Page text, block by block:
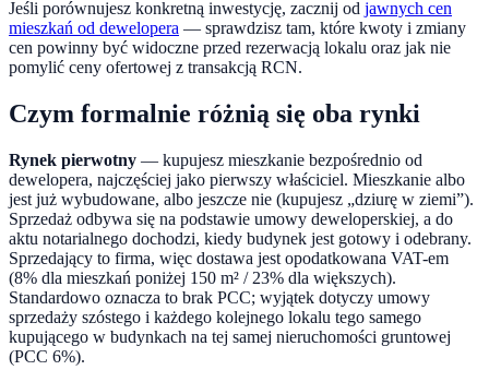
Jeśli porównujesz konkretną inwestycję, zacznij od jawnych cen
mieszkań od dewelopera — sprawdzisz tam, które kwoty i zmiany
cen powinny być widoczne przed rezerwacją lokalu oraz jak nie
pomylić ceny ofertowej z transakcją RCN.
Czym formalnie różnią się oba rynki
Rynek pierwotny — kupujesz mieszkanie bezpośrednio od
dewelopera, najczęściej jako pierwszy właściciel. Mieszkanie albo
jest już wybudowane, albo jeszcze nie (kupujesz „dziurę w ziemi”).
Sprzedaż odbywa się na podstawie umowy deweloperskiej, a do
aktu notarialnego dochodzi, kiedy budynek jest gotowy i odebrany.
Sprzedający to firma, więc dostawa jest opodatkowana VAT-em
(8% dla mieszkań poniżej 150 m² / 23% dla większych).
Standardowo oznacza to brak PCC; wyjątek dotyczy umowy
sprzedaży szóstego i każdego kolejnego lokalu tego samego
kupującego w budynkach na tej samej nieruchomości gruntowej
(PCC 6%).